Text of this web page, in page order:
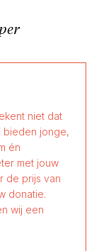
niet dat
bieden jonge,
én
met jouw
de prijs van
donatie.
wij een